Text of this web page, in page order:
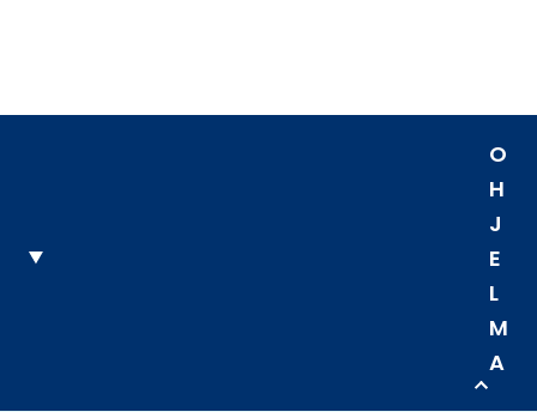
O
H
J
E
L
M
A